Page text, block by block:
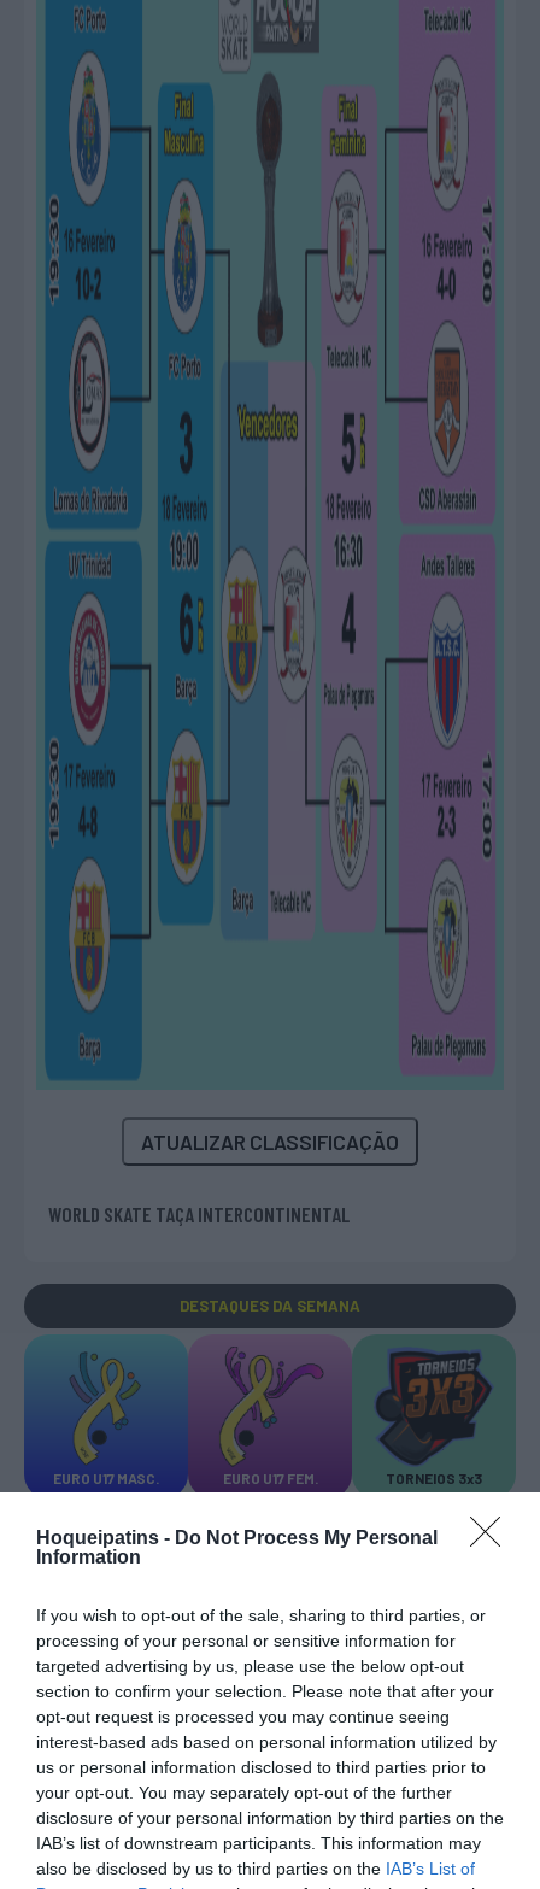
Hoqueipatins - Do Not Process My Personal
Information
If you wish to opt-out of the sale, sharing to third parties, or
processing of your personal or sensitive information for
targeted advertising by us, please use the below opt-out
section to confirm your selection. Please note that after your
opt-out request is processed you may continue seeing
interest-based ads based on personal information utilized by
us or personal information disclosed to third parties prior to
your opt-out. You may separately opt-out of the further
disclosure of your personal information by third parties on the
IAB’s list of downstream participants. This information may
also be disclosed by us to third parties on the IAB’s List of
ATUALIZAR CLASSIFICAÇÃO
WORLD SKATE TAÇA INTERCONTINENTAL
DESTAQUES DA SEMANA
EURO U17 MASC. EURO U17 FEM. TORNEIOS 3x3
TRANSFERÊNCIAS - ÉPOCA 2026/27
CAMPEÕES, SUBIDAS E DESCIDAS 2025-26